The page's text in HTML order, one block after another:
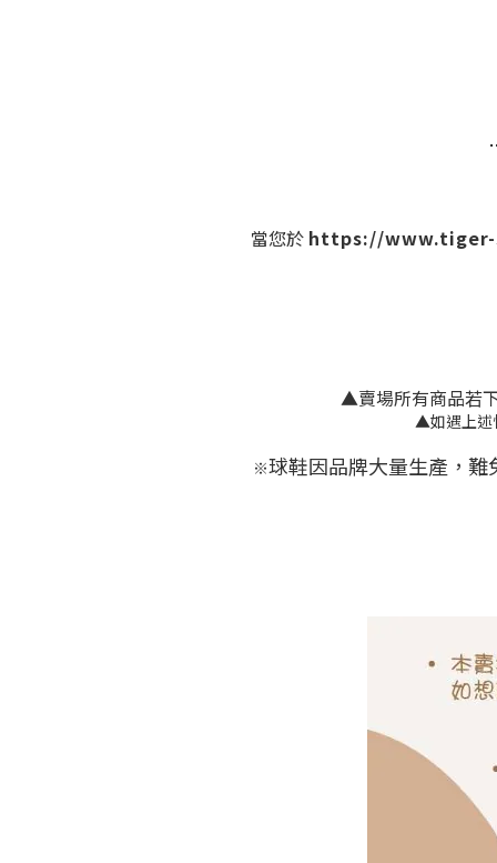
當您於 https://
▲賣場所有商品若
▲如遇
※球鞋因品牌大量生產，難